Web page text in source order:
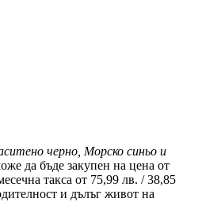
черно, Морско синьо и
да бъде закупен на цена от
такса от 75,99 лв. / 38,85
и дълъг живот на